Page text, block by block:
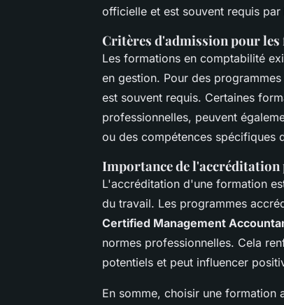
officielle et est souvent requis par
Critères d'admission pour
Les formations en comptabilité
en gestion. Pour des
est souvent requis. Certaines
professionnelles, peuvent
ou des compétences spécifiques
Importance de
L'accréditation d'une formation
du travail. Les programmes
Certified Management
normes professionnelles. Cela
potentiels et peut influencer
En somme, choisir une formation